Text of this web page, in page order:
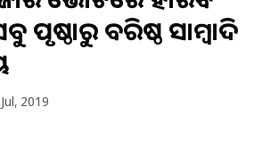
ପୃଷ୍ଠାରୁ ବରିଷ୍ଠ ସାମ୍ବାଦିକ
2019